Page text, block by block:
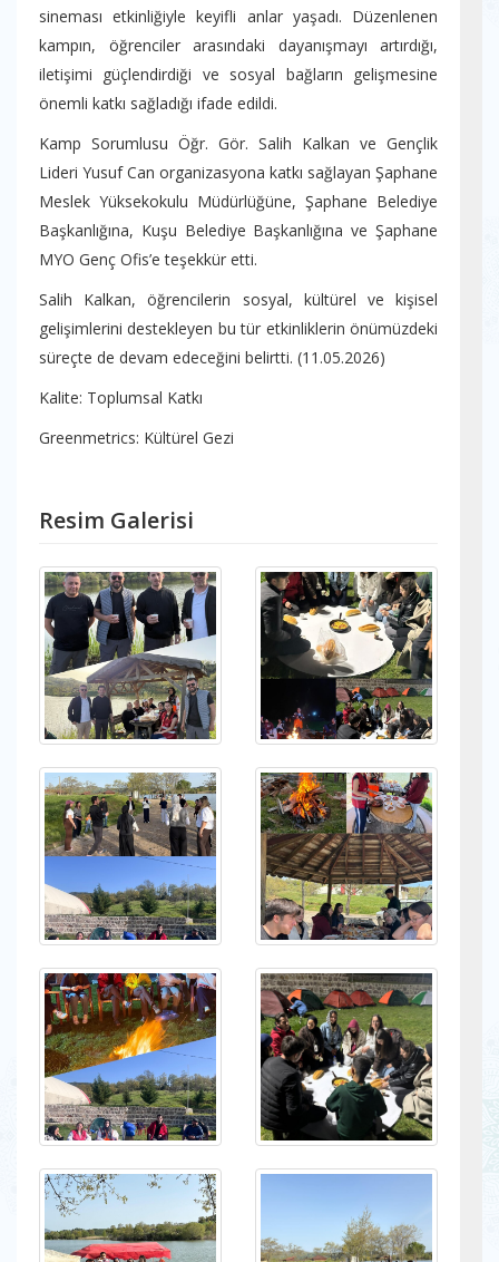
sineması etkinliğiyle keyifli anlar yaşadı. Düzenlenen
kampın, öğrenciler arasındaki dayanışmayı artırdığı,
iletişimi güçlendirdiği ve sosyal bağların gelişmesine
önemli katkı sağladığı ifade edildi.
Kamp Sorumlusu Öğr. Gör. Salih Kalkan ve Gençlik
Lideri Yusuf Can organizasyona katkı sağlayan Şaphane
Meslek Yüksekokulu Müdürlüğüne, Şaphane Belediye
Başkanlığına, Kuşu Belediye Başkanlığına ve Şaphane
MYO Genç Ofis’e teşekkür etti.
Salih Kalkan, öğrencilerin sosyal, kültürel ve kişisel
gelişimlerini destekleyen bu tür etkinliklerin önümüzdeki
süreçte de devam edeceğini belirtti. (11.05.2026)
Kalite: Toplumsal Katkı
Greenmetrics: Kültürel Gezi
Resim Galerisi